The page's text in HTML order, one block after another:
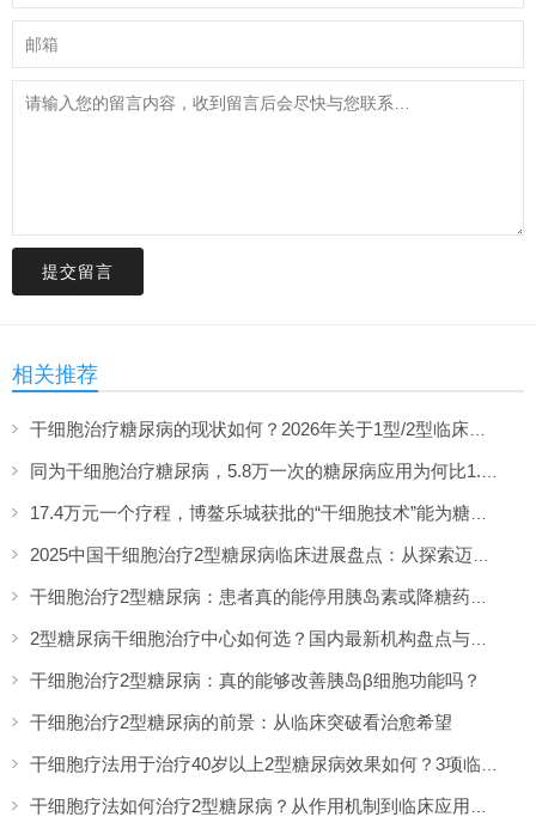
提交留言
相关推荐
干细胞治疗2型糖尿病：真的能够改善胰岛β细胞功能吗？
干细胞治疗2型糖尿病的前景：从临床突破看治愈希望